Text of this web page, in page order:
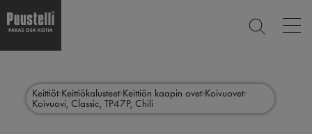
menu
Keittiöt Keittiökalusteet Keittiön kaapin ovet Koivuovet
Koivuovi, Classic, TP47P, Chili